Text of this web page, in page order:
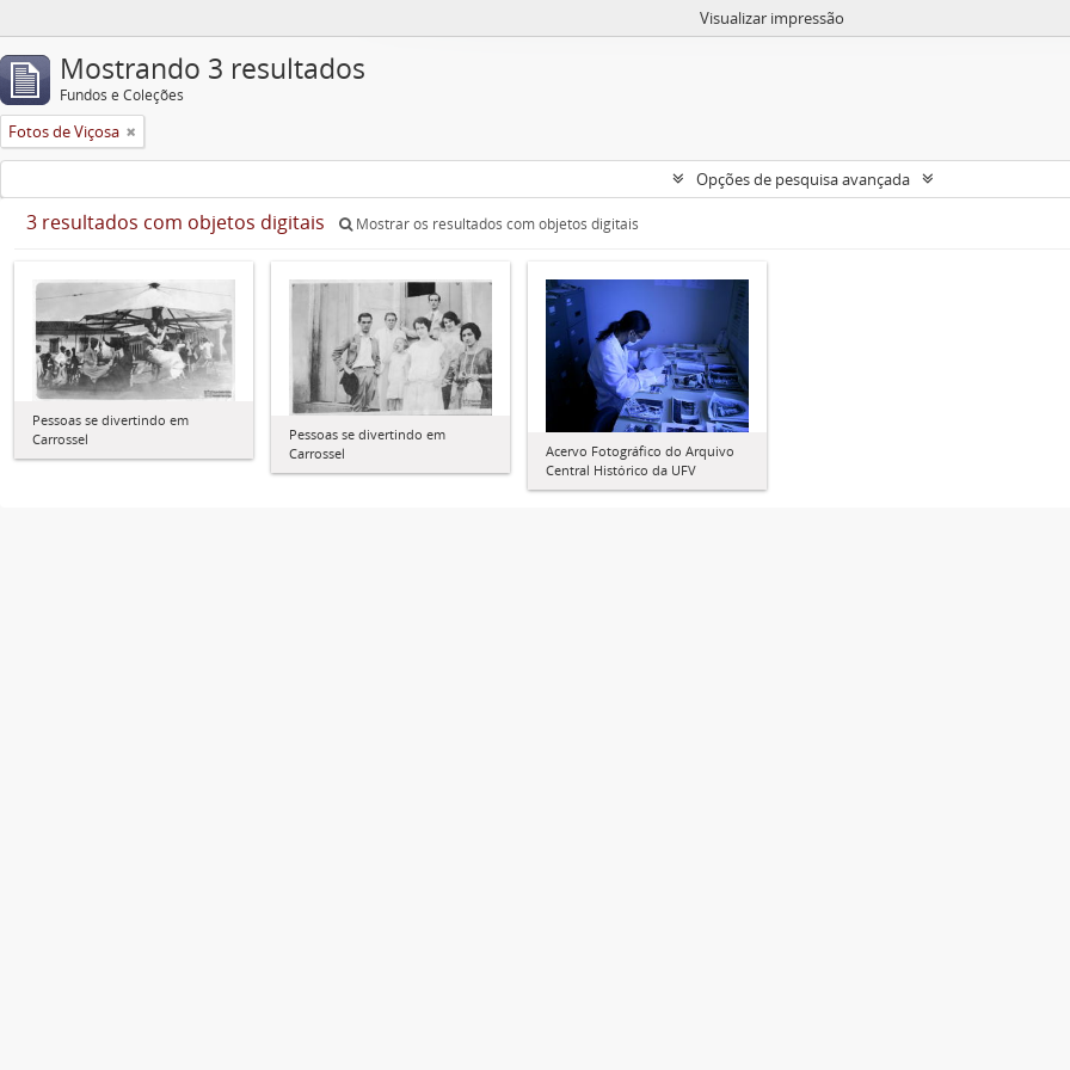
Visualizar impressão
Mostrando 3 resultados
Fundos e Coleções
Fotos de Viçosa
Opções de pesquisa avançada
3 resultados com objetos digitais Mostrar os resultados com objetos digitais
Pessoas se divertindo em
Carrossel
Pessoas se divertindo em
Carrossel
Acervo Fotográfico do Arquivo
Central Histórico da UFV